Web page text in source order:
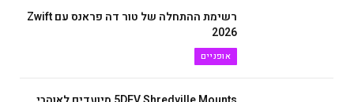
רשימת ההתחלה של טור דה פראנס עם Zwift
2026
אופניים